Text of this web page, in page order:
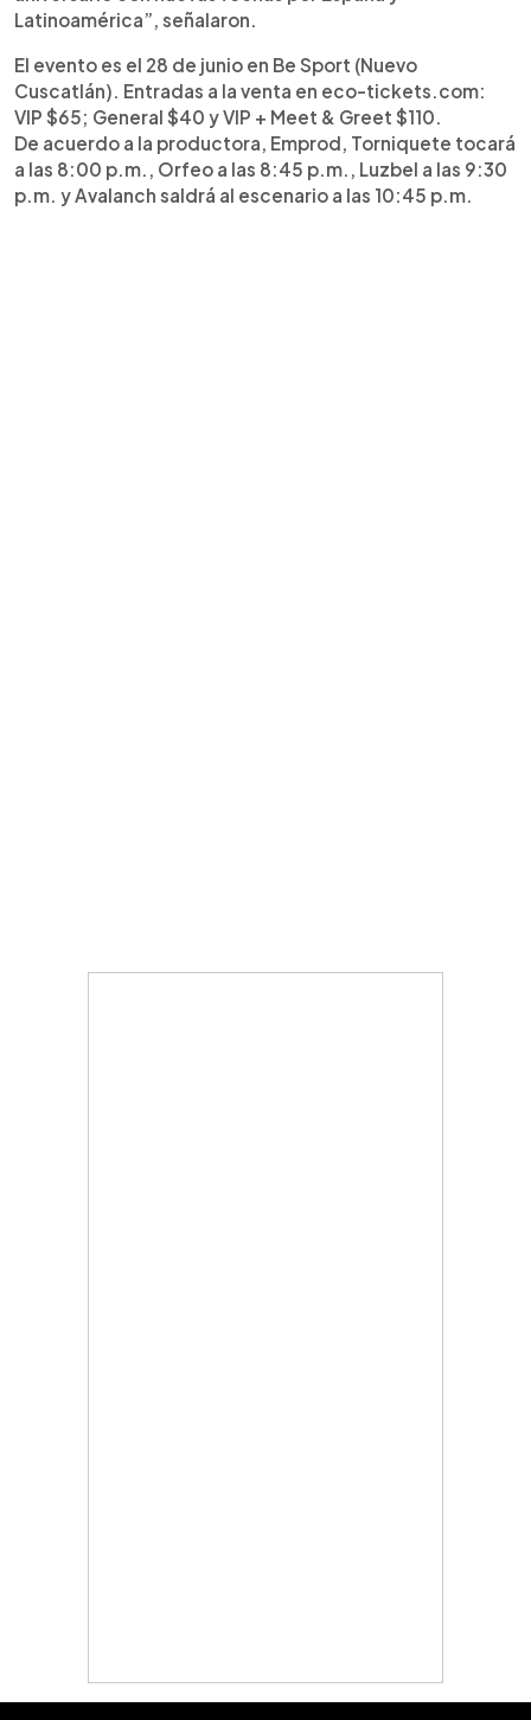
Latinoamérica”, señalaron.
El evento es el 28 de junio en Be Sport (Nuevo
Cuscatlán). Entradas a la venta en eco-tickets.com:
VIP $65; General $40 y VIP + Meet & Greet $110.
De acuerdo a la productora, Emprod, Torniquete tocará
a las 8:00 p.m., Orfeo a las 8:45 p.m., Luzbel a las 9:30
p.m. y Avalanch saldrá al escenario a las 10:45 p.m.